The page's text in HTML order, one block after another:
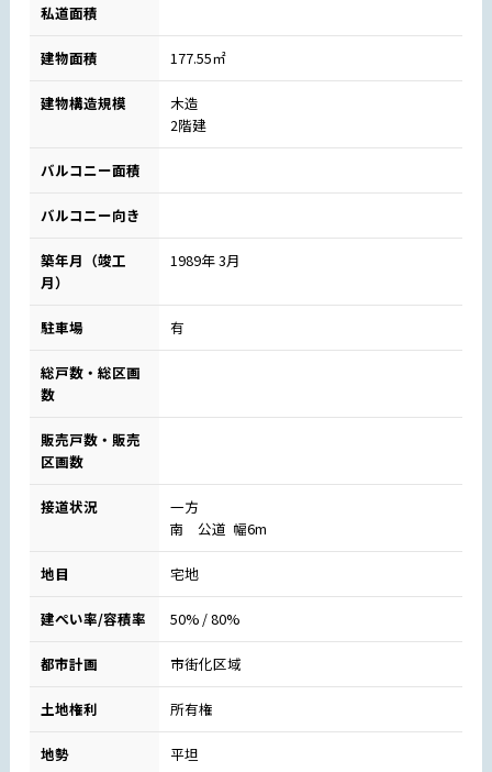
私道面積
建物面積 177.55㎡
建物構造規模
木造
2階建
バルコニー面積
バルコニー向き
築年月（竣工
月）
1989年 3月
駐車場 有
総戸数・総区画
数
販売戸数・販売
区画数
接道状況
一方
南 公道 幅6m
地目 宅地
建ぺい率/容積率 50% / 80%
都市計画 市街化区域
土地権利 所有権
地勢 平坦